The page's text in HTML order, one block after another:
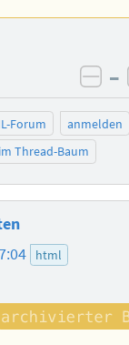
–
Forum
anmelden
Thread-Baum
html